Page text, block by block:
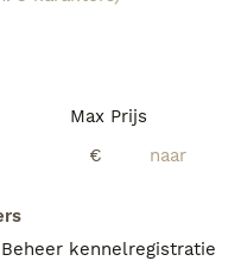
Max Prijs
€
Beheer kennelregistratie